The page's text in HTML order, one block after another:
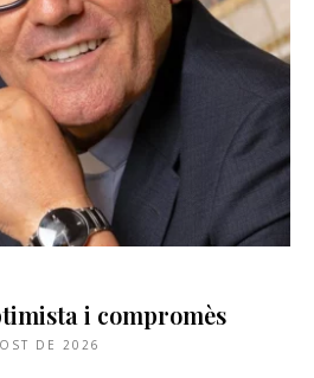
i compromès
DE 2026